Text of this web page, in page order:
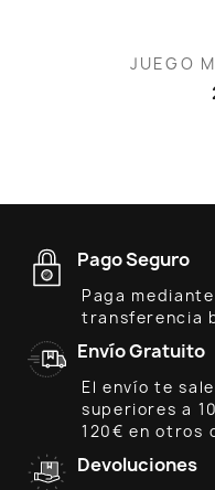
JUEGO
Pago Seguro
Paga
transferencia
Envío Gratuito
El envío te
superiores a
120€ en otros
Devoluciones